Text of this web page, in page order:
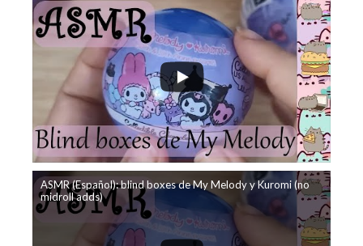
ASMR (Español): blind boxes de My Melody y Kuromi (no
midroll adds)